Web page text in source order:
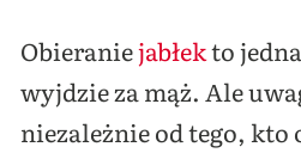
Obieraniejabłekto
wyjdzie za mąż. Ale
niezależnie od tego, kto